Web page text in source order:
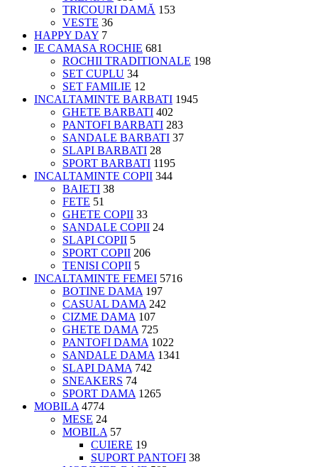
TRICOURI DAMĂ 153
VESTE 36
HAPPY DAY 7
IE CAMASA ROCHIE 681
ROCHII TRADITIONALE 198
SET CUPLU 34
SET FAMILIE 12
INCALTAMINTE BARBATI 1945
GHETE BARBATI 402
PANTOFI BARBATI 283
SANDALE BARBATI 37
SLAPI BARBATI 28
SPORT BARBATI 1195
INCALTAMINTE COPII 344
BAIETI 38
FETE 51
GHETE COPII 33
SANDALE COPII 24
SLAPI COPII 5
SPORT COPII 206
TENISI COPII 5
INCALTAMINTE FEMEI 5716
BOTINE DAMA 197
CASUAL DAMA 242
CIZME DAMA 107
GHETE DAMA 725
PANTOFI DAMA 1022
SANDALE DAMA 1341
SLAPI DAMA 742
SNEAKERS 74
SPORT DAMA 1265
MOBILA 4774
MESE 24
MOBILA 57
CUIERE 19
SUPORT PANTOFI 38